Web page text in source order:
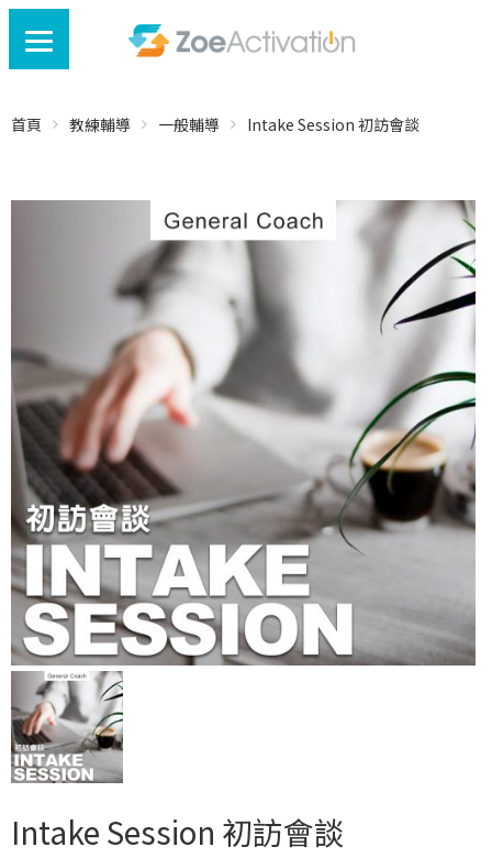
首頁 教練輔導 一般輔導 Intake Session 初訪會談
Intake Session 初訪會談